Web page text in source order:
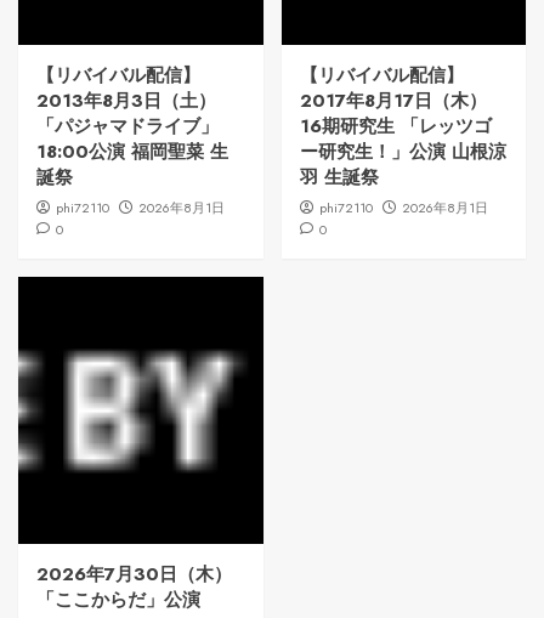
【リバイバル配信】
2013年8月3日（土）
「パジャマドライブ」
18:00公演 福岡聖菜 生
誕祭
phi72110
2026年8月1日
0
【リバイバル配信】
2017年8月17日（木）
16期研究生 「レッツゴ
ー研究生！」公演 山根涼
羽 生誕祭
phi72110
2026年8月1日
0
2026年7月30日（木）
「ここからだ」公演